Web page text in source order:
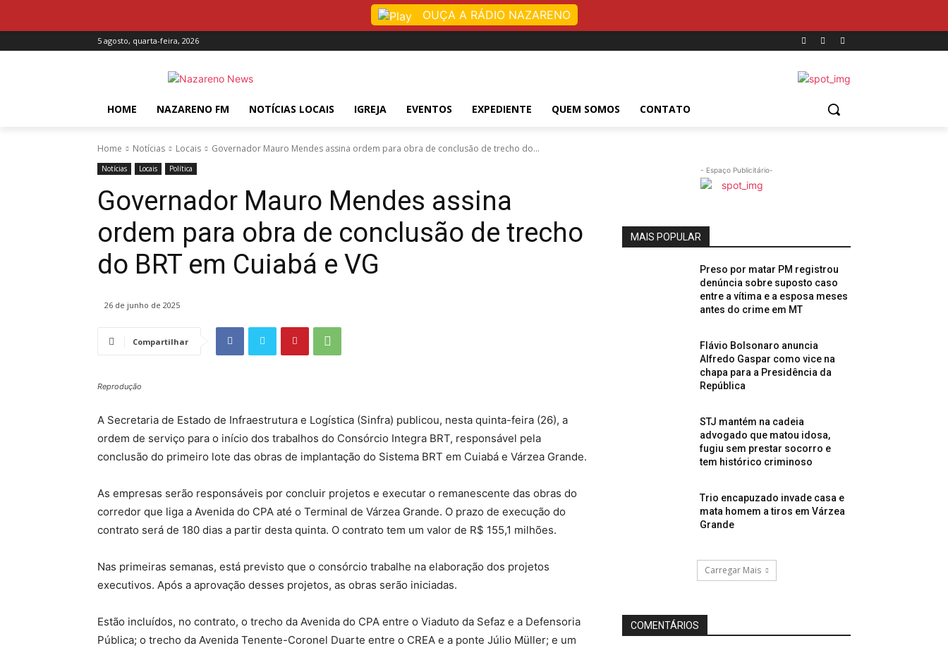
5 agosto, quarta-feira, 2026
HOME NAZARENO FM NOTÍCIAS LOCAIS IGREJA EVENTOS EXPEDIENTE QUEM SOMOS CONTATO
Home Notícias Locais Governador Mauro Mendes assina ordem para obra de conclusão de trecho do...
Notícias Locais Política
Governador Mauro Mendes assina
ordem para obra de conclusão de trecho
do BRT em Cuiabá e VG
26 de junho de 2025
Compartilhar
Reprodução
A Secretaria de Estado de Infraestrutura e Logística (Sinfra) publicou, nesta quinta-feira (26), a
ordem de serviço para o início dos trabalhos do Consórcio Integra BRT, responsável pela
conclusão do primeiro lote das obras de implantação do Sistema BRT em Cuiabá e Várzea Grande.
As empresas serão responsáveis por concluir projetos e executar o remanescente das obras do
corredor que liga a Avenida do CPA até o Terminal de Várzea Grande. O prazo de execução do
contrato será de 180 dias a partir desta quinta. O contrato tem um valor de R$ 155,1 milhões.
Nas primeiras semanas, está previsto que o consórcio trabalhe na elaboração dos projetos
executivos. Após a aprovação desses projetos, as obras serão iniciadas.
Estão incluídos, no contrato, o trecho da Avenida do CPA entre o Viaduto da Sefaz e a Defensoria
Pública; o trecho da Avenida Tenente-Coronel Duarte entre o CREA e a ponte Júlio Müller; e um
- Espaço Publicitário-
MAIS POPULAR
Preso por matar PM registrou
denúncia sobre suposto caso
entre a vítima e a esposa meses
antes do crime em MT
Flávio Bolsonaro anuncia
Alfredo Gaspar como vice na
chapa para a Presidência da
República
STJ mantém na cadeia
advogado que matou idosa,
fugiu sem prestar socorro e
tem histórico criminoso
Trio encapuzado invade casa e
mata homem a tiros em Várzea
Grande
Carregar Mais
COMENTÁRIOS
OUÇA A RÁDIO NAZARENO